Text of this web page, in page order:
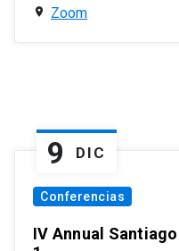
Zoom
9 DIC
Conferencias
IV Annual